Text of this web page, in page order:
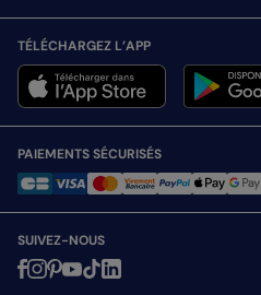
TÉLÉCHARGEZ L’APP
PAIEMENTS SÉCURISÉS
SUIVEZ-NOUS